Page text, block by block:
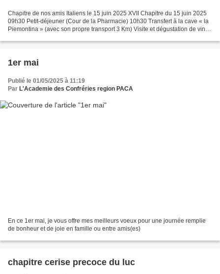
Chapitre de nos amis Italiens le 15 juin 2025 XVII Chapitre du 15 juin 2025
09h30 Petit-déjeuner (Cour de la Pharmacie) 10h30 Transfert à la cave « la
Piemontina » (avec son propre transport 3 Km) Visite et dégustation de vins
1er mai
Publié le 01/05/2025 à 11:19
Par L'Academie des Confréries region PACA
En ce 1er mai, je vous offre mes meilleurs voeux pour une journée remplie
de bonheur et de joie en famille ou entre amis(es)
chapitre cerise precoce du luc